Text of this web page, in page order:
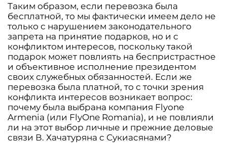
Таким образом, если перевозка была
бесплатной, то мы фактически имеем дело не
только с нарушением законодательного
запрета на принятие подарков, но и с
конфликтом интересов, поскольку такой
подарок может повлиять на беспристрастное
и объективное исполнение президентом
своих служебных обязанностей. Если же
перевозка была платной, то с точки зрения
конфликта интересов возникает вопрос:
почему была выбрана компания Flyоne
Armenia (или FlyOne Romania), и не повлияли
ли на этот выбор личные и прежние деловые
связи В. Хачатуряна с Сукиасянами?